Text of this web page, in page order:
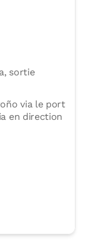
sortie
via le port
en direction